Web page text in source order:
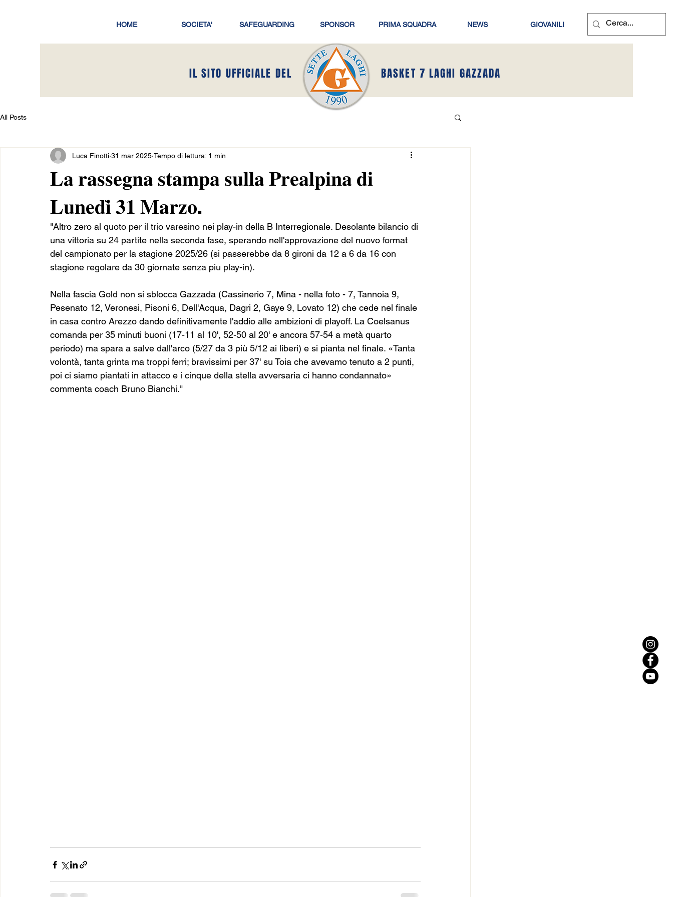
HOME SOCIETA' SAFEGUARDING SPONSOR PRIMA SQUADRA NEWS GIOVANILI
IL SITO UFFICIALE DEL BASKET 7 LAGHI GAZZADA
All Posts
𝐋𝐚 𝐫𝐚𝐬𝐬𝐞𝐠𝐧𝐚 𝐬𝐭𝐚𝐦𝐩𝐚 𝐬𝐮𝐥𝐥𝐚 𝐏𝐫𝐞𝐚𝐥𝐩𝐢𝐧𝐚 𝐝𝐢
𝐋𝐮𝐧𝐞𝐝𝐢̀ 𝟑𝟏 𝐌𝐚𝐫𝐳𝐨.
Luca Finotti 31 mar 2025 Tempo di lettura: 1 min
"Altro zero al quoto per il trio varesino nei play-in della B Interregionale. Desolante bilancio di
una vittoria su 24 partite nella seconda fase, sperando nell'approvazione del nuovo format
del campionato per la stagione 2025/26 (si passerebbe da 8 gironi da 12 a 6 da 16 con
stagione regolare da 30 giornate senza piu play-in).
Nella fascia Gold non si sblocca Gazzada (Cassinerio 7, Mina - nella foto - 7, Tannoia 9,
Pesenato 12, Veronesi, Pisoni 6, Dell'Acqua, Dagri 2, Gaye 9, Lovato 12) che cede nel finale
in casa contro Arezzo dando definitivamente l'addio alle ambizioni di playoff. La Coelsanus
comanda per 35 minuti buoni (17-11 al 10', 52-50 al 20' e ancora 57-54 a metà quarto
periodo) ma spara a salve dall'arco (5/27 da 3 più 5/12 ai liberi) e si pianta nel finale. «Tanta
volontà, tanta grinta ma troppi ferri; bravissimi per 37' su Toia che avevamo tenuto a 2 punti,
poi ci siamo piantati in attacco e i cinque della stella avversaria ci hanno condannato»
commenta coach Bruno Bianchi."